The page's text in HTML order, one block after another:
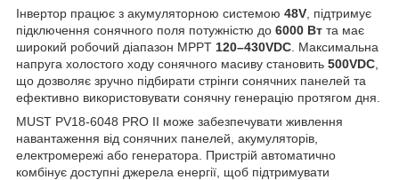
Інвертор працює з акумуляторною системою 48V , підтримує
підключення сонячного поля потужністю до 6000 Вт та має
широкий робочий діапазон MPPT 120–430VDC . Максимальна
напруга холостого ходу сонячного масиву становить 500VDC
що дозволяє зручно підбирати стрінги сонячних панелей та
ефективно використовувати сонячну генерацію протягом дня.
MUST PV18-6048 PRO II може забезпечувати живлення
навантаження від сонячних панелей, акумуляторів,
електромережі або генератора. Пристрій автоматично
комбінує доступні джерела енергії, щоб підтримувати